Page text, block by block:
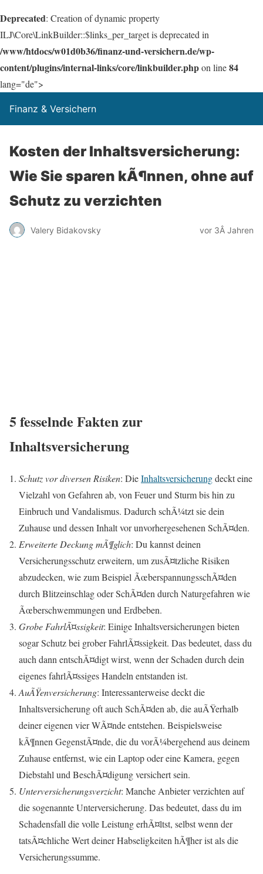
Deprecated: Creation of dynamic property
ILJ\Core\LinkBuilder::$links_per_target is deprecated in
/www/htdocs/w01d0b36/finanz-und-versichern.de/wp-
content/plugins/internal-links/core/linkbuilder.phpon line84
lang="de">
Finanz & Versichern
Kosten der Inhaltsversicherung:
Wie Sie sparen kÃ¶nnen, ohne auf
Schutz zu verzichten
Valery Bidakovsky vor 3Â Jahren
5 fesselnde Fakten zur
Inhaltsversicherung
Schutz vor diversen Risiken: DieInhaltsversicherungdeckt eine
Vielzahl von Gefahren ab, von Feuer und Sturm bis hin zu
Einbruch und Vandalismus. Dadurch schÃ¼tzt sie dein
Zuhause und dessen Inhalt vor unvorhergesehenen SchÃ¤den.
Erweiterte Deckung mÃ¶glich: Du kannst deinen
Versicherungsschutz erweitern, um zusÃ¤tzliche Risiken
abzudecken, wie zum Beispiel ÃœberspannungsschÃ¤den
durch Blitzeinschlag oder SchÃ¤den durch Naturgefahren wie
Ãœberschwemmungen und Erdbeben.
Grobe FahrlÃ¤ssigkeit: Einige Inhaltsversicherungen bieten
sogar Schutz bei grober FahrlÃ¤ssigkeit. Das bedeutet, dass du
auch dann entschÃ¤digt wirst, wenn der Schaden durch dein
eigenes fahrlÃ¤ssiges Handeln entstanden ist.
AuÃŸenversicherung: Interessanterweise deckt die
Inhaltsversicherung oft auch SchÃ¤den ab, die auÃŸerhalb
deiner eigenen vier WÃ¤nde entstehen. Beispielsweise
kÃ¶nnen GegenstÃ¤nde, die du vorÃ¼bergehend aus deinem
Zuhause entfernst, wie ein Laptop oder eine Kamera, gegen
Diebstahl und BeschÃ¤digung versichert sein.
Unterversicherungsverzicht: Manche Anbieter verzichten auf
die sogenannte Unterversicherung. Das bedeutet, dass du im
Schadensfall die volle Leistung erhÃ¤ltst, selbst wenn der
tatsÃ¤chliche Wert deiner Habseligkeiten hÃ¶her ist als die
Versicherungssumme.